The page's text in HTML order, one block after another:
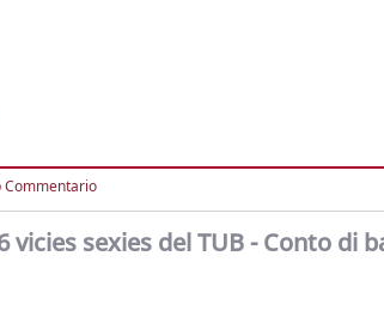
Commentario
sexies del TUB - Conto di